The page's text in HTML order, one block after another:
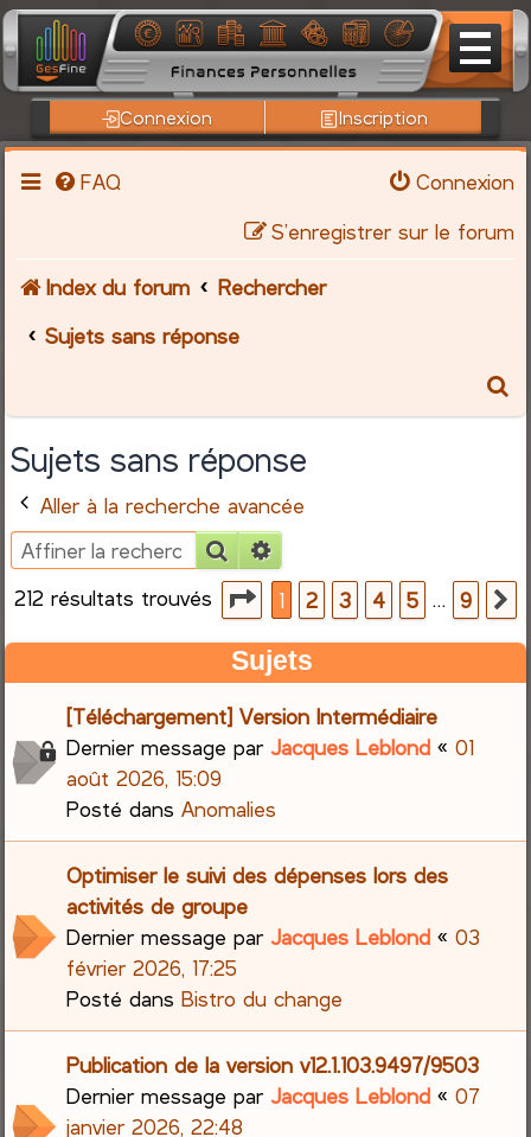
Connexion Inscription
FAQ
Connexion
S’enregistrer sur le forum
Index du forum
Rechercher
Sujets sans réponse
e
r
Sujets sans réponse
Aller à la recherche avancée
Rechercher
212 résultats trouvés
Page1sur
1 2 3 4 5 … 9
Sujets
[Téléchargement] Version Intermédiaire
Dernier message parJacques Leblond «01
août 2026, 15:09
Posté dansAnomalies
Optimiser le suivi des dépenses lors des
activités de groupe
Dernier message parJacques Leblond «03
février 2026, 17:25
Posté dansBistro du change
Publication de la version v12.1.103.9497/9503
Dernier message parJacques Leblond «07
janvier 2026, 22:48